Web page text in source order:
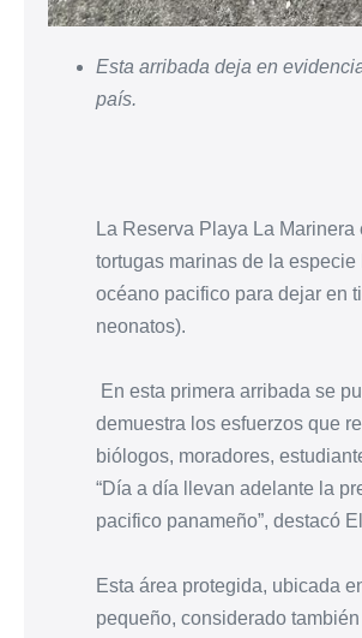
Esta arribada deja en
país.
La Reserva Playa La
tortugas marinas de la
océano pacifico para dejar en
neonatos).
En esta primera arribada se
demuestra los esfuerzos que
biólogos, moradores,
“Día a día llevan adelante la
pacifico panameño”, destacó
Esta área protegida, ubicada
pequeño, considerado